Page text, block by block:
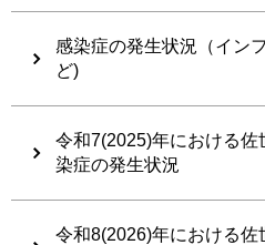
感染症の発生状況（イン
ど)
令和7(2025)年における
染症の発生状況
令和8(2026)年における